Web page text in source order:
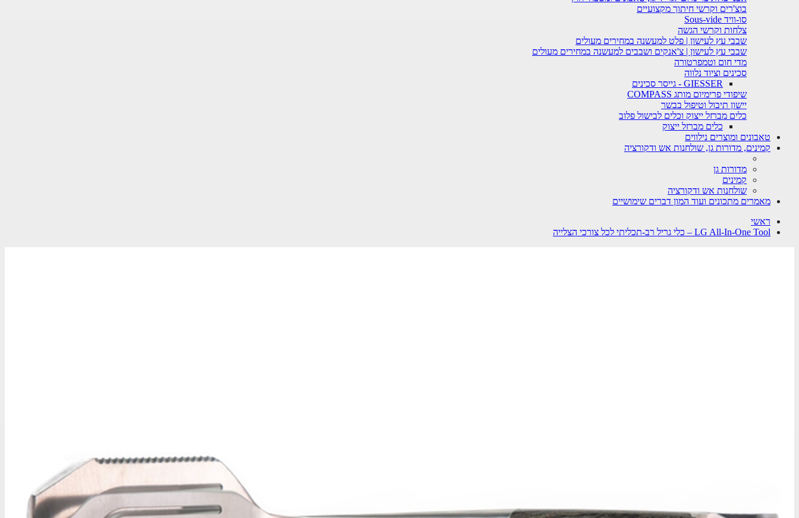
בוצ'רים וקרשי חיתוך מקצועיים
סו-וויד Sous-vide
צלחות וקרשי הגשה
שבבי עץ לעישון | פלט למעשנה במחירים מעולים
שבבי עץ לעישון | צ'אנקים ושבבים למעשנה במחירים מעולים
מדי חום וטמפרטורה
סכינים וציוד נלווה
GIESSER - גייסר סכינים
שיפודי פרימיום מותג COMPASS
יישון תיבול וטיפול בבשר
כלים מברזל ייצוק וכלים לבישול פלוב
כלים מברזל ייצוק
טאבונים ומוצרים נילווים
קמינים, מדורות גן, שולחנות אש ודקורציה
מדורות גן
קמינים
שולחנות אש ודקורציה
מאמרים מתכונים ועוד המון דברים שימושיים
ראשי
LG All-In-One Tool – כלי גריל רב-תכליתי לכל צורכי הצלייה